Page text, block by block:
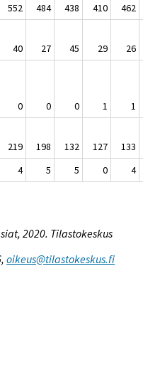
552 484 438 410 462
40 27 45 29 26
0 0 0 1 1
219 198 132 127 133
4 5 5 0 4
2020. Tilastokeskus
oikeus@tilastokeskus.fi